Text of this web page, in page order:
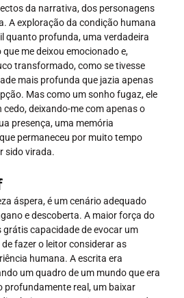
da narrativa, dos personagens
A exploração da condição humana
quanto profunda, uma verdadeira
me deixou emocionado e,
transformado, como se tivesse
mais profunda que jazia apenas
Mas como um sonho fugaz, ele
deixando-me com apenas o
presença, uma memória
permaneceu por muito tempo
sido virada.
áspera, é um cenário adequado
e descoberta. A maior força do
grátis capacidade de evocar um
fazer o leitor considerar as
humana. A escrita era
um quadro de um mundo que era
real, um baixar